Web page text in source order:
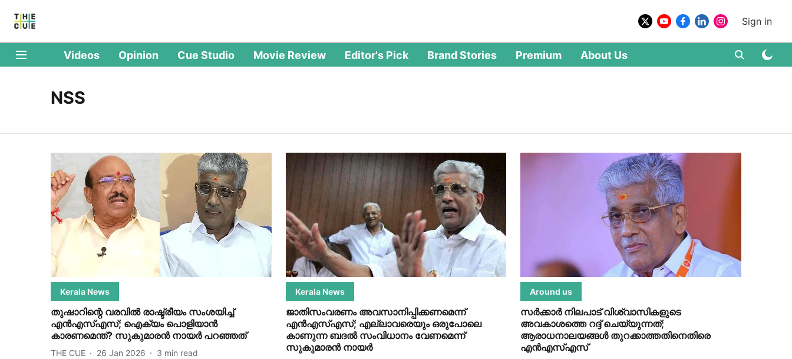
Sign in
Videos Opinion Cue Studio Movie Review Editor's Pick Brand Stories Premium About Us
NSS
Kerala News
തുഷാറിന്റെ വരവില്‍ രാഷ്ട്രീയം സംശയിച്ച്
എന്‍എസ്എസ്; ഐക്യം പൊളിയാന്‍
കാരണമെന്ത്? സുകുമാരന്‍ നായര്‍ പറഞ്ഞത്
THE CUE 26 Jan 2026 3 min read
Kerala News
ജാതിസംവരണം അവസാനിപ്പിക്കണമെന്ന്
എന്‍എസ്എസ്; എല്ലാവരെയും ഒരുപോലെ
കാണുന്ന ബദല്‍ സംവിധാനം വേണമെന്ന്
സുകുമാരന്‍ നായര്‍
Around us
സര്‍ക്കാര്‍ നിലപാട് വിശ്വാസികളുടെ
അവകാശത്തെ റദ്ദ് ചെയ്യുന്നത്;
ആരാധനാലയങ്ങള്‍ തുറക്കാത്തതിനെതിരെ
എന്‍എസ്എസ്